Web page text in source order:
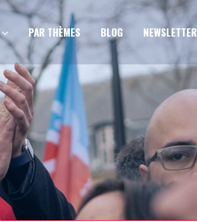
PAR THÈMES BLOG NEWSLETTER